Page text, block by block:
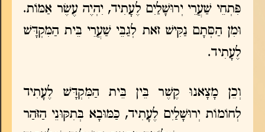
פִּתְחֵי שַׁעֲרֵי יְרוּשָׁלַיִם לֶעָתִיד, יִהְיֶה עֶשֶׂר אַמּוֹת.
וּמִן הַסְּתָם נַקִּישׁ זֹאת לְגַבֵּי שַׁעֲרֵי בֵּית הַמִּקְדָּשׁ
לֶעָתִיד.
וְכֵן מָצָאנוּ קֶשֶׁר בֵּין בֵּית הַמִּקְדָּשׁ לֶעָתִיד
לְחוֹמוֹת יְרוּשָׁלַיִם לֶעָתִיד, כַּמּוּבָא בְּתִקּוּנֵי הַזֹּהַר